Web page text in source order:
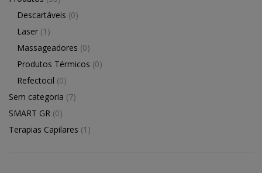
Descartáveis (0)
Laser (1)
Massageadores (0)
Produtos Térmicos (0)
Refectocil (0)
Sem categoria (7)
SMART GR (0)
Terapias Capilares (1)